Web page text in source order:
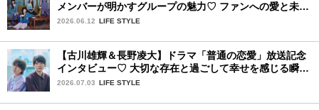
メンバーが明かすグループの魅力♡ ファンへの愛と未来
の夢
2026.06.12 LIFE STYLE
【古川雄輝＆長野凌大】ドラマ「普通の恋愛」放送記念
インタビュー♡ 大切な存在と過ごして幸せを感じる瞬間
は？
2026.07.03 LIFE STYLE